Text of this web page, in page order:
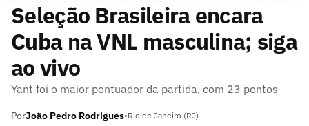
Seleção Brasileira encara
Cuba na VNL masculina; siga
ao vivo
Yant foi o maior pontuador da partida, com 23 pontos
PorJoão Pedro Rodrigues•Rio de Janeiro (RJ)